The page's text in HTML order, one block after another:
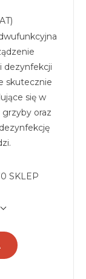
dezynfekcji
skutecznie
się w
oraz
SKLEP